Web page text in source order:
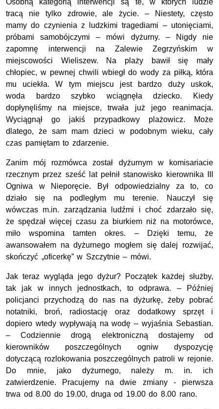
Osobną kategorią interwencji są te, w których ludzie
tracą nie tylko zdrowie, ale życie. – Niestety, często
mamy do czynienia z ludzkimi tragediami – utonięciami,
próbami samobójczymi – mówi dyżurny. – Nigdy nie
zapomnę interwencji na Zalewie Zegrzyńskim w
miejscowości Wieliszew. Na plaży bawił się mały
chłopiec, w pewnej chwili wbiegł do wody za piłką, która
mu uciekła. W tym miejscu jest bardzo duży uskok,
woda bardzo szybko wciągnęła dziecko. Kiedy
dopłynęliśmy na miejsce, trwała już jego reanimacja.
Wyciągnął go jakiś przypadkowy plażowicz. Może
dlatego, że sam mam dzieci w podobnym wieku, cały
czas pamiętam to zdarzenie.
Zanim mój rozmówca został dyżurnym w komisariacie
rzecznym przez sześć lat pełnił stanowisko kierownika III
Ogniwa w Nieporęcie. Był odpowiedzialny za to, co
działo się na podległym mu terenie. Nauczył się
wówczas m.in. zarządzania ludźmi i choć zdarzało się,
że spędzał więcej czasu za biurkiem niż na motorówce,
miło wspomina tamten okres. – Dzięki temu, że
awansowałem na dyżurnego mogłem się dalej rozwijać,
skończyć „oficerkę” w Szczytnie – mówi.
Jak teraz wygląda jego dyżur? Początek każdej służby,
tak jak w innych jednostkach, to odprawa. – Później
policjanci przychodzą do nas na dyżurkę, żeby pobrać
notatniki, broń, radiostację oraz dodatkowy sprzęt i
dopiero wtedy wypływają na wodę – wyjaśnia Sebastian.
– Codziennie drogą elektroniczną dostajemy od
kierowników poszczególnych ogniw dyspozycję
dotyczącą rozlokowania poszczególnych patroli w rejonie.
Do mnie, jako dyżurnego, należy m. in. ich
zatwierdzenie. Pracujemy na dwie zmiany - pierwsza
trwa od 8.00 do 19.00, druga od 19.00 do 8.00 rano.